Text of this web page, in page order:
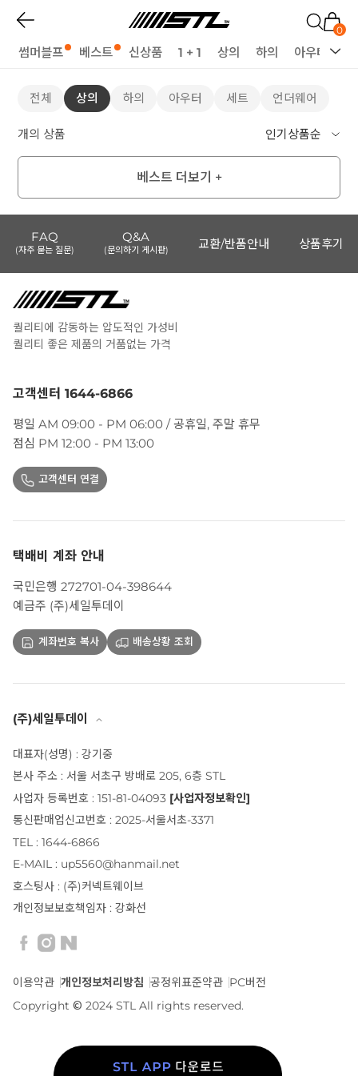
0
썸머블프 베스트 신상품 1 + 1 상의 하의 아우터
전체 상의 하의 아우터 세트 언더웨어
개의 상품
베스트 더보기 +
FAQ
(자주 묻는 질문)
Q&A
(문의하기 게시판) 교환/반품안내 상품후기
퀄리티에 감동하는 압도적인 가성비
퀄리티 좋은 제품의 거품없는 가격
고객센터 1644-6866
평일 AM 09:00 - PM 06:00 / 공휴일, 주말 휴무
점심 PM 12:00 - PM 13:00
고객센터 연결
택배비 계좌 안내
국민은행 272701-04-398644
예금주 (주)세일투데이
계좌번호 복사 배송상황 조회
(주)세일투데이
대표자(성명) : 강기중
본사 주소 : 서울 서초구 방배로 205, 6층 STL
사업자 등록번호 : 151-81-04093 [사업자정보확인]
통신판매업신고번호 : 2025-서울서초-3371
TEL : 1644-6866
E-MAIL : up5560@hanmail.net
호스팅사 : (주)커넥트웨이브
개인정보보호책임자 : 강화선
이용약관 개인정보처리방침 공정위표준약관 PC버전
Copyright © 2024 STL All rights reserved.